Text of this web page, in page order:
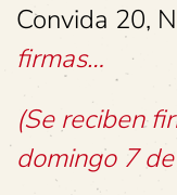
Convida 20,
firmas…
(Se reciben
domingo 7